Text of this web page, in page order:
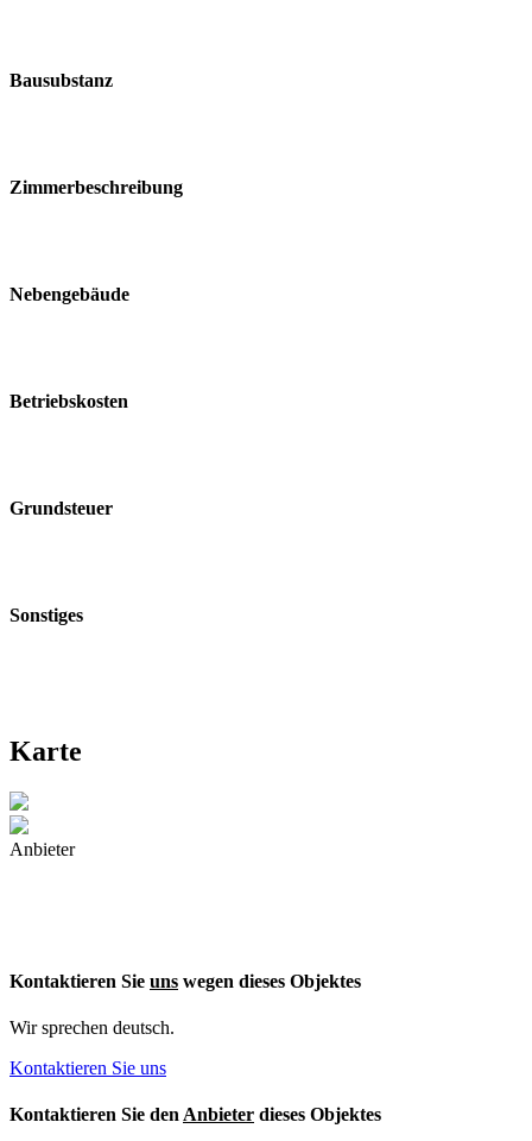
Bausubstanz
Zimmerbeschreibung
Nebengebäude
Betriebskosten
Grundsteuer
Sonstiges
Karte
Anbieter
Kontaktieren Sie uns wegen dieses Objektes
Wir sprechen deutsch.
Kontaktieren Sie uns
Kontaktieren Sie den Anbieter dieses Objektes